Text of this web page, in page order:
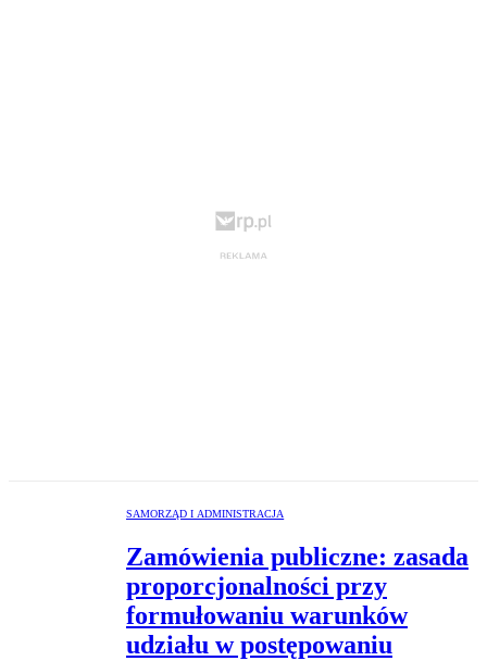
SAMORZĄD I ADMINISTRACJA
Zamówienia publiczne: zasada
proporcjonalności przy
formułowaniu warunków
udziału w postępowaniu